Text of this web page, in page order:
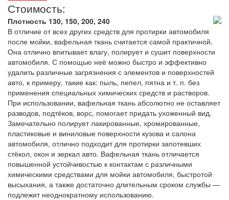
Стоимость:
Плотность 130, 150, 200, 240
В отличие от всех других средств для протирки автомобиля
после мойки, вафельная ткань считается самой практичной.
Она отлично впитывает влагу, полирует и сушит поверхности
автомобиля. С помощью неё можно быстро и эффективно
удалить различные загрязнения с элементов и поверхностей
авто, к примеру, такие как: пыль, пепел, пятна и т. п. без
применения специальных химических средств и растворов.
При использовании, вафельная ткань абсолютно не оставляет
разводов, подтёков, ворс, помогает придать ухоженный вид.
Замечательно полирует лакированные, хромированные,
пластиковые и виниловые поверхности кузова и салона
автомобиля, отлично подходит для протирки запотевших
стёкол, окон и зеркал авто. Вафельная ткань отличается
повышенной устойчивостью к контактам с различными
химическими средствами для мойки автомобиля, быстротой
высыхания, а также достаточно длительным сроком службы —
подлежит неоднократному использованию.